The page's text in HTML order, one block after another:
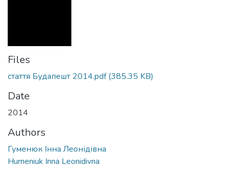
Files
стаття Будапешт 2014.pdf(385.35 KB)
Date
2014
Authors
Гуменюк Інна Леонідівна
Humeniuk Inna Leonidivna